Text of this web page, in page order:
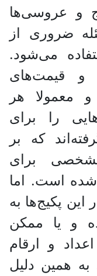
و عروسی‌ها
ضروری از
می‌شود.
و قیمت‌های
معمولا هر
را برای
که بر
برای
شده است. اما
این پکیج‌ها به
و یا ممکن
و ارقام
همین دلیل